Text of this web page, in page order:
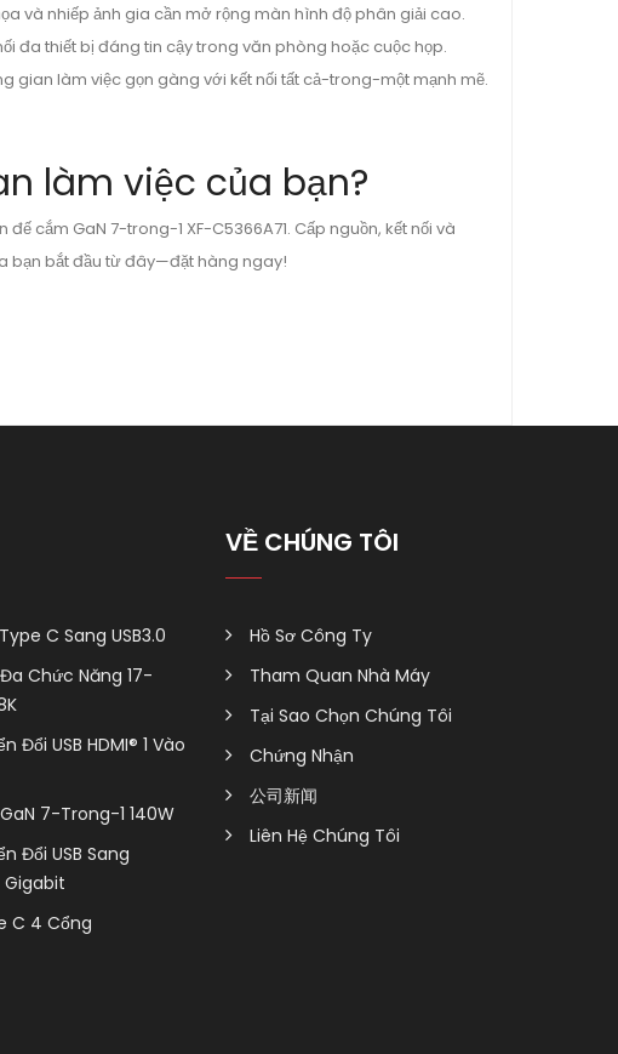
và nhiếp ảnh gia cần mở rộng màn hình độ phân giải cao.
đa thiết bị đáng tin cậy trong văn phòng hoặc cuộc họp.
gian làm việc gọn gàng với kết nối tất cả-trong-một mạnh mẽ.
làm việc của bạn?
cắm GaN 7-trong-1 XF-C5366A71. Cấp nguồn, kết nối và
bạn bắt đầu từ đây—đặt hàng ngay!
Type C Sang USB3.0
Chức Năng 17-
Đổi USB HDMI® 1 Vào
7-Trong-1 140W
Đổi USB Sang
C 4 Cổng
VỀ CHÚNG TÔI
Hồ Sơ Công Ty
Tham Quan Nhà Máy
Tại Sao Chọn Chúng Tôi
Chứng Nhận
公司新闻
Liên Hệ Chúng Tôi